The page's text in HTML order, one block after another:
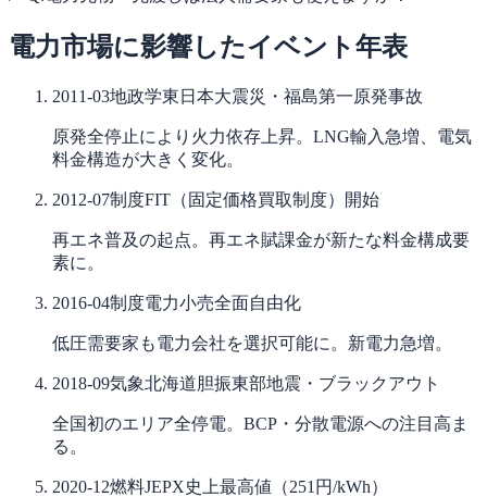
電力市場に影響したイベント年表
2011-03地政学東日本大震災・福島第一原発事故
原発全停止により火力依存上昇。LNG輸入急増、電気
料金構造が大きく変化。
2012-07制度FIT（固定価格買取制度）開始
再エネ普及の起点。再エネ賦課金が新たな料金構成要
素に。
2016-04制度電力小売全面自由化
低圧需要家も電力会社を選択可能に。新電力急増。
2018-09気象北海道胆振東部地震・ブラックアウト
全国初のエリア全停電。BCP・分散電源への注目高ま
る。
2020-12燃料JEPX史上最高値（251円/kWh）